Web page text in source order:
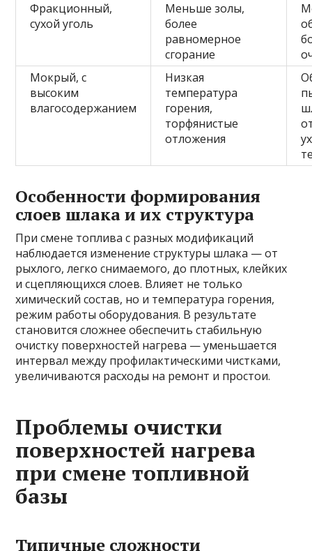
Фракционный,
сухой уголь
Меньше золы,
более
равномерное
сгорание
Мокрый, с
высоким
влагосодержанием
Низкая
температура
горения,
торфянистые
отложения
Особенности формирования
слоев шлака и их структура
При смене топлива с разных модификаций
наблюдается изменение структуры шлака — от
рыхлого, легко снимаемого, до плотных, клейких
и сцепляющихся слоев. Влияет не только
химический состав, но и температура горения,
режим работы оборудования. В результате
становится сложнее обеспечить стабильную
очистку поверхностей нагрева — уменьшается
интервал между профилактическими чистками,
увеличиваются расходы на ремонт и простои.
Проблемы очистки
поверхностей нагрева
при смене топливной
базы
Типичные сложности